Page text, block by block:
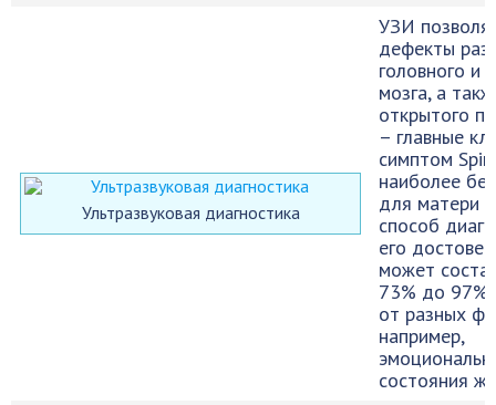
Ультразвуковая диагностика
УЗИ
дефекты
головного и
мозга, а
открытого
– главные
симптом
наиболее
для матери
способ
его
может
73% до 97%
от разных
например,
состояния